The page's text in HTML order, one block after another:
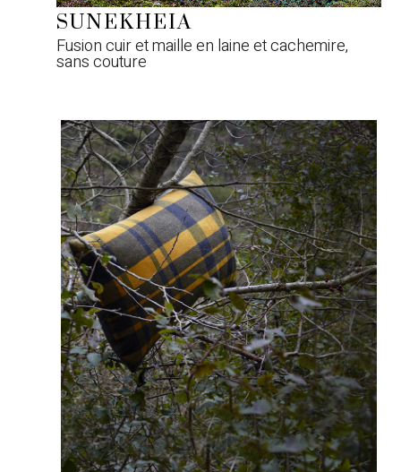
SUNEKHEIA
Fusion cuir et maille en laine et cachemire,
sans couture